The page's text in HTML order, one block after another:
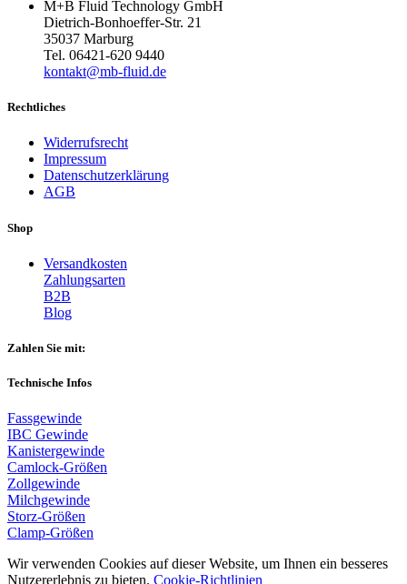
M+B Fluid Technology GmbH
Dietrich-Bonhoeffer-Str. 21
35037 Marburg
Tel. 06421-620 9440
kontakt@mb-fluid.de
Rechtliches
Widerrufsrecht
Impressum
Datenschutzerklärung
AGB
Shop
Versandkosten
Zahlungsarten
B2B
Blog
Zahlen Sie mit:
Technische Infos
Fassgewinde
IBC Gewinde
Kanistergewinde
Camlock-Größen
Zollgewinde
Milchgewinde
Storz-Größen
Clamp-Größen
Wir verwenden Cookies auf dieser Website, um Ihnen ein besseres
Nutzererlebnis zu bieten. Cookie-Richtlinien